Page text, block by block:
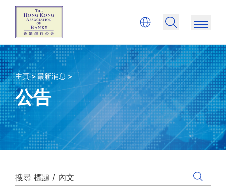
主頁 >最新消息 >
公告